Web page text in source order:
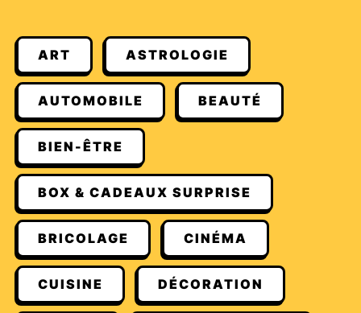
ART ASTROLOGIE
AUTOMOBILE BEAUTÉ
BIEN-ÊTRE
BOX & CADEAUX SURPRISE
BRICOLAGE CINÉMA
CUISINE DÉCORATION